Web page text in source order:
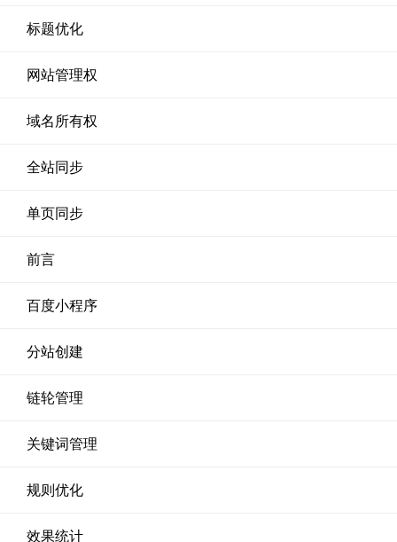
标题优化
网站管理权
域名所有权
全站同步
单页同步
前言
百度小程序
分站创建
链轮管理
关键词管理
规则优化
效果统计